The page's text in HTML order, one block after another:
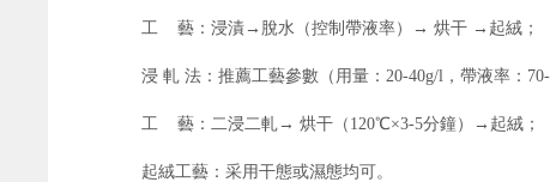
工 藝：浸漬→脫水（控制帶液率）→ 烘干 →起絨 ；
浸 軋 法：推薦工藝參數（用量： 20-40g/l ，帶液率：
工 藝：二浸二軋 → 烘干（120℃×3-5分鐘）→起絨 ；
起絨工藝：采用干態或濕態均可。